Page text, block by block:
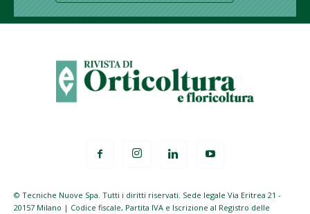
© Tecniche Nuove Spa. Tutti i diritti riservati. Sede legale Via Eritrea 21 -
20157 Milano | Codice fiscale, Partita IVA e Iscrizione al Registro delle